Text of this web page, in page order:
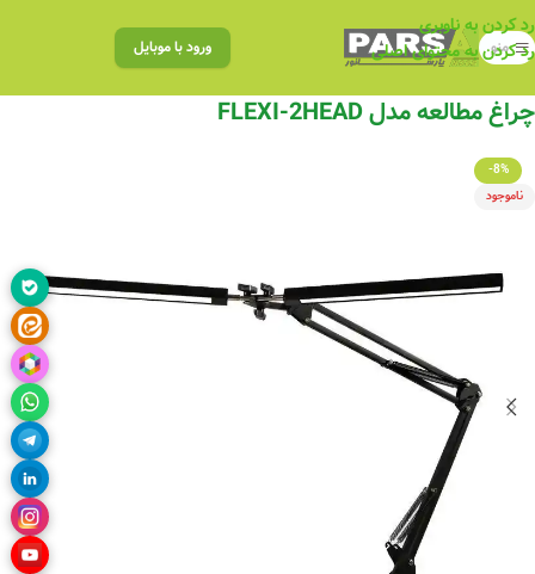
رد کردن به ناوبری
رد کردن به محتوای اصلی
منو ورود با موبایل
چراغ مطالعه مدل FLEXI-2HEAD
-8%
ناموجود